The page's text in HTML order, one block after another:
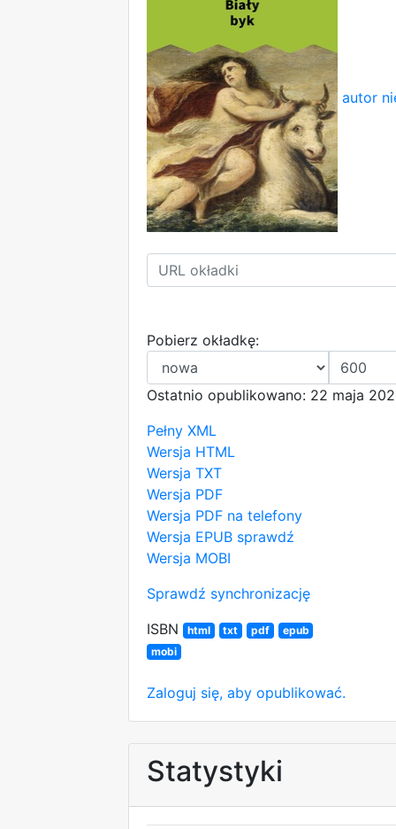
autor
Pobierz okładkę:
Ostatnio opublikowano: 22 maja
Pełny XML
Wersja HTML
Wersja TXT
Wersja PDF
Wersja PDF na telefony
Wersja EPUB sprawdź
Wersja MOBI
Sprawdź synchronizację
ISBN
html txt pdf
epub
mobi
Zaloguj się, aby opublikować.
Statystyki